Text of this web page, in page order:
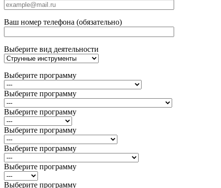
Ваш номер телефона (обязательно)
Выберите вид деятельности
Выберите программу
Выберите программу
Выберите программу
Выберите программу
Выберите программу
Выберите программу
Выберите программу